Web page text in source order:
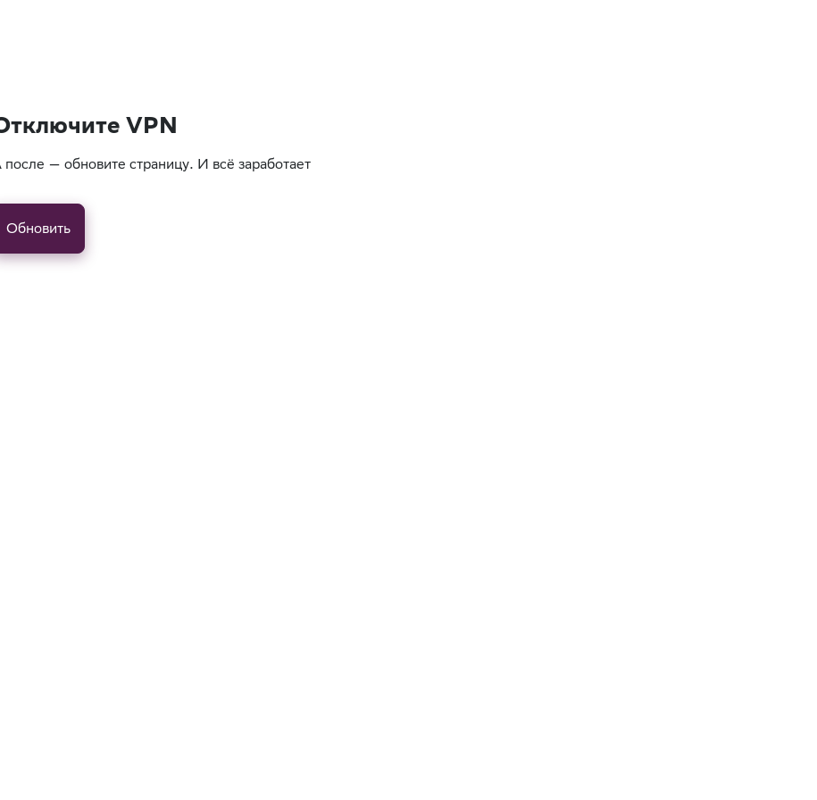
VPN
после — обновите страницу. И всё заработает
Обновить